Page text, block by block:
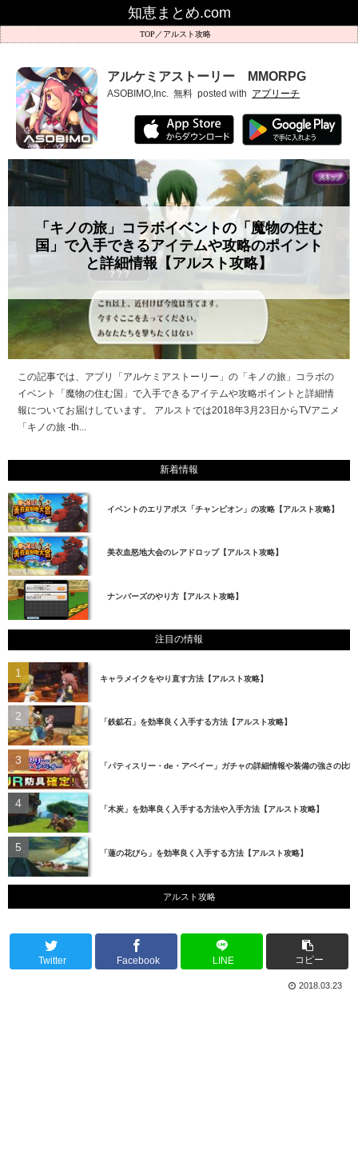
知恵まとめ.com
アルスト攻略
アルケミアストーリー MMORPG
ASOBIMO,Inc. 無料 posted with アプリーチ
「キノの旅」コラボイベントの「魔物の住む
国」で入手できるアイテムや攻略のポイント
と詳細情報【アルスト攻略】
この記事では、アプリ「アルケミアストーリー」の「キノの旅」コラボの
イベント「魔物の住む国」で入手できるアイテムや攻略ポイントと詳細情
報についてお届けしています。 アルストでは2018年3月23日からTVアニメ
「キノの旅 -th...
新着情報
イベントのエリアボス「チャンピオン」の攻略【アルスト攻略】
美衣血怒地大会のレアドロップ【アルスト攻略】
ナンバーズのやり方【アルスト攻略】
注目の情報
キャラメイクをやり直す方法【アルスト攻略】
「鉄鉱石」を効率良く入手する方法【アルスト攻略】
「パティスリー・de・アベイー」ガチャの詳細情報や装備の強さの比
「木炭」を効率良く入手する方法や入手方法【アルスト攻略】
「蓮の花びら」を効率良く入手する方法【アルスト攻略】
アルスト攻略
Twitter Facebook LINE コピー
2018.03.23